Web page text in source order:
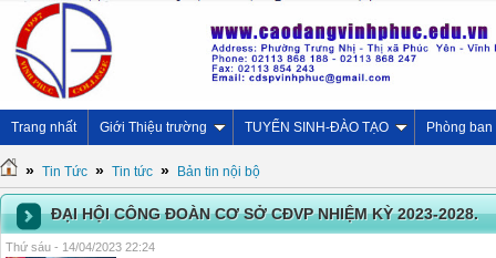
Trang nhất Giới Thiệu trường TUYỂN SINH-ĐÀO TẠO Phòng ban
» Tin Tức » Tin tức » Bản tin nội bộ
ĐẠI HỘI CÔNG ĐOÀN CƠ SỞ CĐVP NHIỆM KỲ 2023-2028.
Thứ sáu - 14/04/2023 22:24